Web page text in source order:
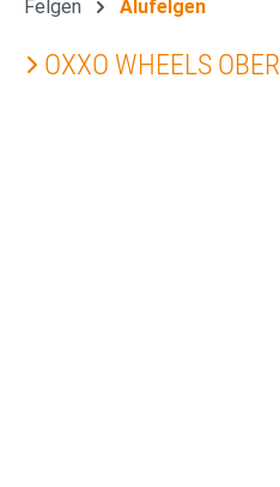
Felgen Alufelgen
OXXO WHEELS